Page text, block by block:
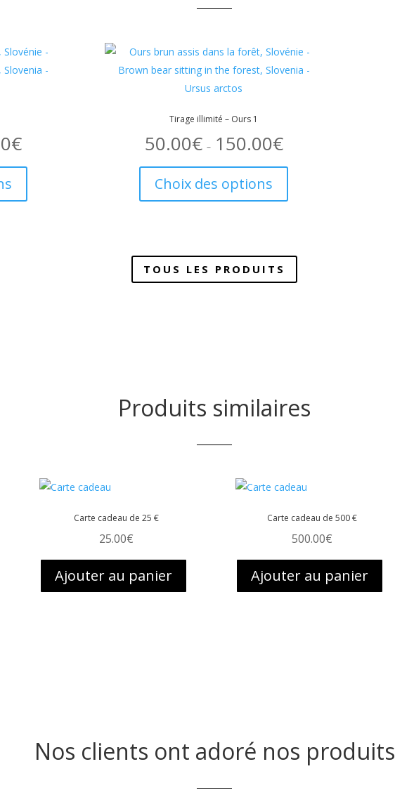
€Plage
de
prix :
à
Tirage illimité – Ours 1
50.00€ – 150.00€Plage
de
prix :
à
Choix des options
produit
TOUS LES PRODUITS
Produits similaires
Carte cadeau de 25 €
25.00€
Ajouter au panier
Carte cadeau de 500 €
500.00€
Ajouter au panier
Nos clients ont adoré nos produits